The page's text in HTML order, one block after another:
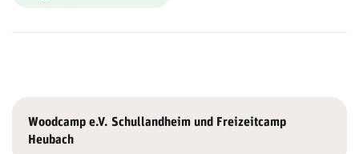
Woodcamp e.V. Schullandheim und Freizeitcamp
Heubach